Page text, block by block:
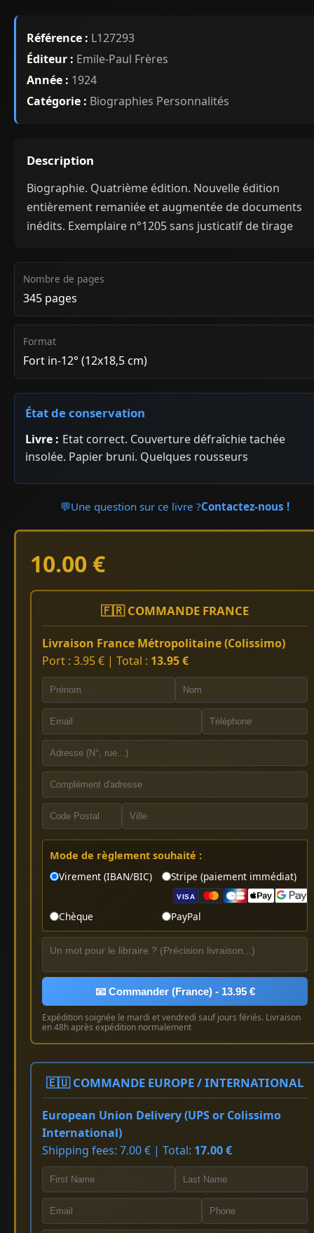
Référence : L127293
Éditeur : Emile-Paul Frères
Année : 1924
Catégorie : Biographies Personnalités
Description
Biographie. Quatrième édition. Nouvelle édition
entièrement remaniée et augmentée de documents
inédits. Exemplaire n°1205 sans justicatif de tirage
Nombre de pages
345 pages
Format
Fort in-12° (12x18,5 cm)
État de conservation
Livre : Etat correct. Couverture défraîchie tachée
insolée. Papier bruni. Quelques rousseurs
💬Une question sur ce livre ?Contactez-nous !
10.00 €
🇫🇷 COMMANDE FRANCE
Livraison France Métropolitaine (Colissimo)
Port : 3.95 € | Total : 13.95 €
Mode de règlement souhaité :
Virement (IBAN/BIC)
Stripe (paiement immédiat)
VISA
Chèque PayPal
📧 Commander (France) - 13.95 €
Expédition soignée le mardi et vendredi sauf jours fériés. Livraison
en 48h après expédition normalement
🇪🇺 COMMANDE EUROPE / INTERNATIONAL
European Union Delivery (UPS or Colissimo
International)
Shipping fees: 7.00 € | Total: 17.00 €